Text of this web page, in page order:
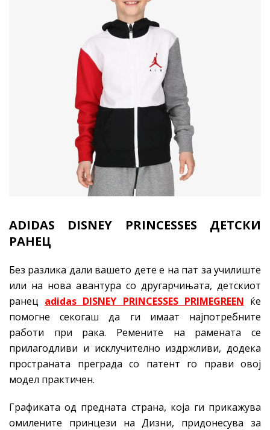
ADIDAS DISNEY PRINCESSES ДЕТСКИ
РАНЕЦ
Без разлика дали вашето дете е на пат за училиште
или на нова авантура со другарчињата, детскиот
ранец adidas DISNEY PRINCESSES PRIMEGREEN ќе
помогне секогаш да ги имаат најпотребните
работи при рака. Ремените на рамената се
прилагодливи и исклучително издржливи, додека
пространата преграда со патент го прави овој
модел практичен.
Графиката од предната страна, која ги прикажува
омилените принцези на Дизни, придонесува за